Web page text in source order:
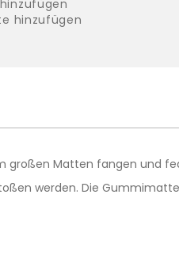
hinzufügen
großen Matten fangen und
werden. Die